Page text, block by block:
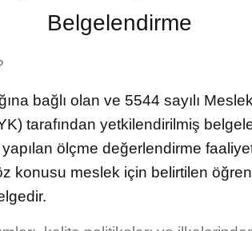
Belgelendirme
bağlı olan ve 5544 sayılı
tarafından yetkilendirilmiş
ölçme değerlendirme
konusu meslek için belirtilen